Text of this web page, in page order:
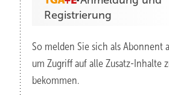
Registrierung
So melden Sie sich als Abonnent
um Zugriff auf alle Zusatz-Inhalte
bekommen.